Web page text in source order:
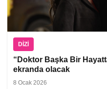
DIZI
“Doktor Başka Bir
ekranda olacak
8 Ocak 2026